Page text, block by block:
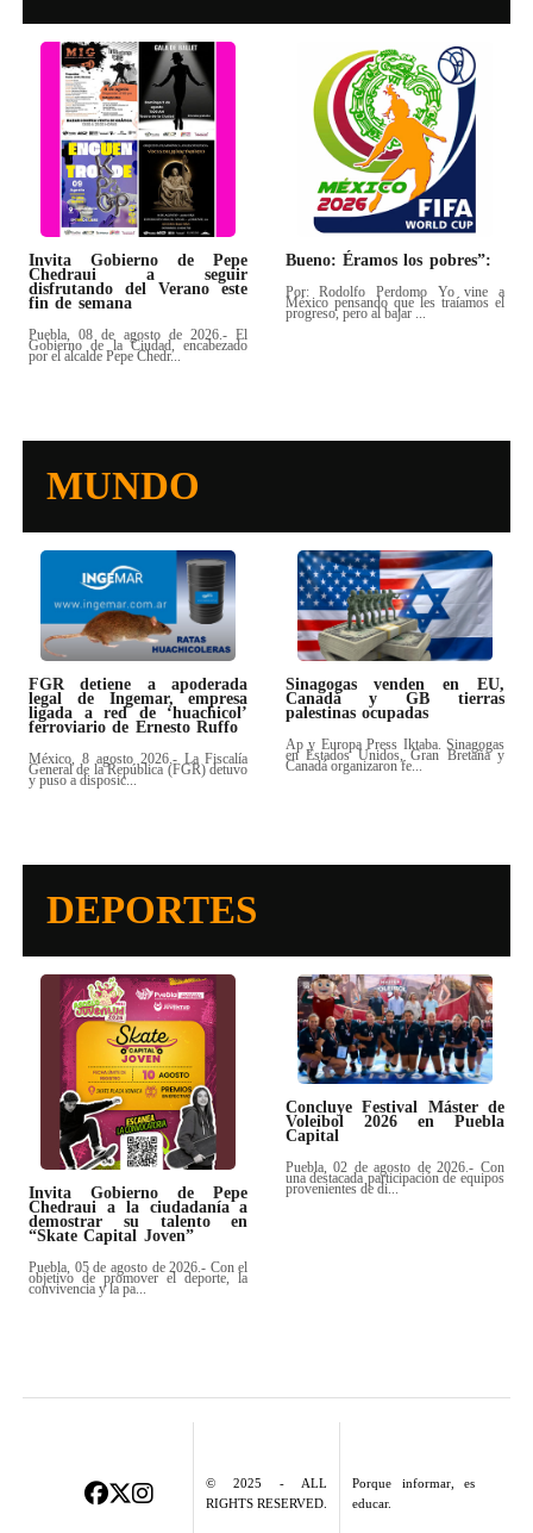
Invita Gobierno de Pepe
Chedraui a seguir
disfrutando del Verano este
fin de semana
Puebla, 08 de agosto de 2026.- El
Gobierno de la Ciudad, encabezado
por el alcalde Pepe Chedr...
Bueno: Éramos los pobres”:
Por: Rodolfo Perdomo Yo vine a
México pensando que les traíamos el
progreso, pero al bajar ...
MUNDO
FGR detiene a apoderada
legal de Ingemar, empresa
ligada a red de ‘huachicol’
ferroviario de Ernesto Ruffo
México, 8 agosto 2026.- La Fiscalía
General de la República (FGR) detuvo
y puso a disposic...
Sinagogas venden en EU,
Canadá y GB tierras
palestinas ocupadas
Ap y Europa Press Iktaba. Sinagogas
en Estados Unidos, Gran Bretaña y
Canadá organizaron fe...
DEPORTES
Invita Gobierno de Pepe
Chedraui a la ciudadanía a
demostrar su talento en
“Skate Capital Joven”
Puebla, 05 de agosto de 2026.- Con el
objetivo de promover el deporte, la
convivencia y la pa...
Concluye Festival Máster de
Voleibol 2026 en Puebla
Capital
Puebla, 02 de agosto de 2026.- Con
una destacada participación de equipos
provenientes de di...
© 2025 - ALL
RIGHTS RESERVED.
Porque informar, es
educar.